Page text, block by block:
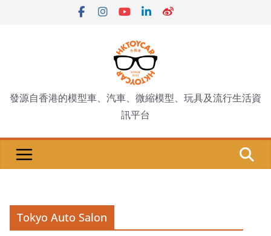
發源自香港的模型車、汽車、微縮模型、玩具及流行生活資
訊平台
Tokyo Auto Salon